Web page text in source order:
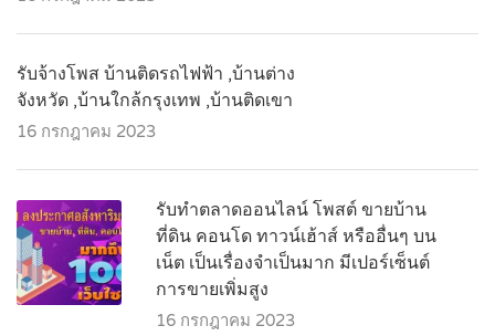
รับจ้างโพส บ้านติดรถไฟฟ้า ,บ้านต่าง
จังหวัด ,บ้านใกล้กรุงเทพ ,บ้านติดเขา
16 กรกฎาคม 2023
รับทำตลาดออนไลน์ โพสต์ ขายบ้าน
ที่ดิน คอนโด ทาวน์เฮ้าส์ หรืออื่นๆ บน
เน็ต เป็นเรื่องจำเป็นมาก มีเปอร์เซ็นต์
การขายเพิ่มสูง
16 กรกฎาคม 2023